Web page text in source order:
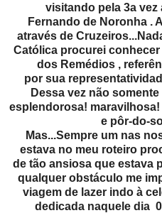
visitando pela 3a vez
Fernando de Noronha .
através de
Católica procurei
dos Remédios ,
por sua
Dessa vez não
esplendorosa!
e pôr-do-
Mas...Sempre um nas
estava no meu roteiro
de tão ansiosa que estava
qualquer obstáculo me
viagem de lazer indo à
dedicada naquele dia